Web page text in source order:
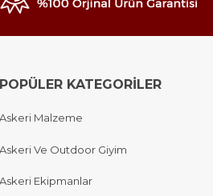
POPÜLER KATEGORİLER
Askeri Malzeme
Askeri Ve Outdoor Giyim
Askeri Ekipmanlar